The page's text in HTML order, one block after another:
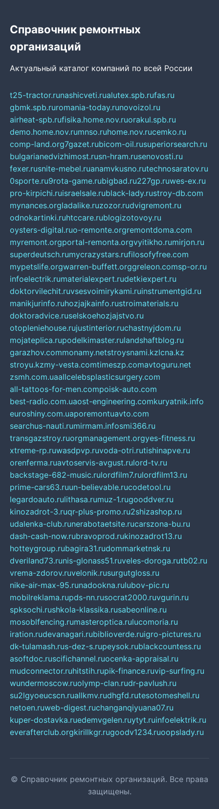
Справочник ремонтных
организаций
Актуальный каталог компаний по всей России
t25-tractor.runashicveti.rualutex.spb.rufas.ru
gbmk.spb.ruromania-today.runovoizol.ru
airheat-spb.rufisika.home.nov.ruorakul.spb.ru
demo.home.nov.rumnso.ruhome.nov.rucemko.ru
comp-land.org7gazet.rubicom-oil.rusuperiorsearch.ru
bulgarianedvizhimost.rusn-hram.rusenovosti.ru
fexer.rusnite-mebel.ruanamvkusno.rutechnosaratov.ru
0sporte.ru9rota-game.rubigbad.ru227gp.ruwes-ex.ru
pro-kirpichi.ruisraelsale.rublack-lady.rustroy-db.com
mynances.orgladalike.ruzozor.rudvigremont.ru
odnokartinki.ruhtccare.rublogizotovoy.ru
oysters-digital.ruo-remonte.orgremontdoma.com
myremont.orgportal-remonta.orgvyitikho.rumirjon.ru
superdeutsch.rumycrazystars.rufilosofyfree.com
mypetslife.orgwarren-buffett.orggreleon.comsp-or.ru
infoelectrik.rumaterialexpert.rudetkiexpert.ru
doktorvilechit.ruvsesvoimirykami.ruinstrumentgid.ru
manikjurinfo.ruhozjajkainfo.rustroimaterials.ru
doktoradvice.ruselskoehozjajstvo.ru
otopleniehouse.rujustinterior.ruchastnyjdom.ru
mojateplica.rupodelkimaster.rulandshaftblog.ru
garazhov.commonamy.netstroysnami.kzlcna.kz
stroyu.kzmy-vesta.comtimeszp.comavtoguru.net
zsmh.com.uaallcelebsplasticsurgery.com
all-tattoos-for-men.compoisk-auto.com
best-radio.com.uaost-engineering.comkuryatnik.info
euroshiny.com.uaporemontuavto.com
searchus-nauti.rumirmam.infosmi366.ru
transgazstroy.ruorgmanagement.orgyes-fitness.ru
xtreme-rp.ruwasdpvp.ruvoda-otri.rutishinapve.ru
orenferma.ruavtoservis-avgust.rulord-tv.ru
backstage-682-music.rulordfilm7.rulordfilm13.ru
prime-cars63.ruun-believable.rucodetool.ru
legardoauto.rulithasa.rumuz-1.rugooddver.ru
kinozadrot-3.ruqr-plus-promo.ru2shizashop.ru
udalenka-club.runerabotaetsite.rucarszona-bu.ru
dash-cash-now.rubravoprod.rukinozadrot13.ru
hotteygroup.rubagira31.rudommarketnsk.ru
dveriland73.runis-glonass51.ruveles-doroga.rutb02.ru
vrema-zdorov.ruvelonik.rusurgutgloss.ru
nike-air-max-95.runadookna.rulubov-pic.ru
mobilreklama.rupds-nn.rusocrat2000.ruvgurin.ru
spksochi.rushkola-klassika.rusabeonline.ru
mosoblfencing.rumasteroptica.rulucomoria.ru
iration.rudevanagari.rubiblioverde.ruigro-pictures.ru
dk-tulamash.rus-dez-s.rupeysok.rublackcountess.ru
asoftdoc.ruscifichannel.ruocenka-appraisal.ru
mudconnector.ruhitstih.rupik-finance.ruvip-surfing.ru
wundermoscow.ruolymp-clan.rudr-pavlush.ru
su2lgyoeucscn.ruallkmv.rudhgfd.rutesotomeshell.ru
netoen.ruweb-digest.ruchanganqiyuana07.ru
kuper-dostavka.ruedemvgelen.ruytyt.ruinfoelektrik.ru
everafterclub.orgkirillkgr.rugoodv1234.ruoopslady.ru
© Справочник ремонтных организаций. Все права
защищены.